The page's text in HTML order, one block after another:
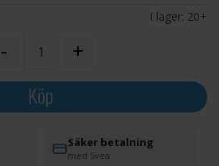
I lager: 20+
- +
Köp
Säker betalning
med Svea